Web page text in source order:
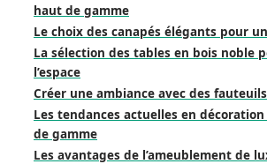
haut de gamme
Le choix des canapés élégants pour
La sélection des tables en bois noble
l’espace
Créer une ambiance avec des
Les tendances actuelles en
de gamme
Les avantages de l’ameublement de